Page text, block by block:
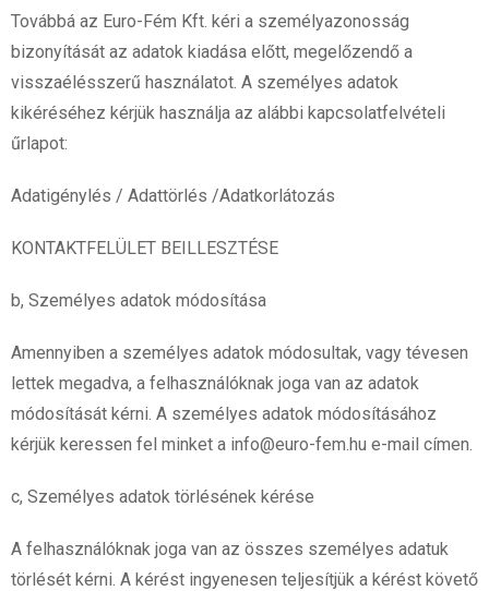
Továbbá az Euro-Fém Kft. kéri a személyazonosság
bizonyítását az adatok kiadása előtt, megelőzendő a
visszaélésszerű használatot. A személyes adatok
kikéréséhez kérjük használja az alábbi kapcsolatfelvételi
űrlapot:
Adatigénylés / Adattörlés /Adatkorlátozás
KONTAKTFELÜLET BEILLESZTÉSE
b, Személyes adatok módosítása
Amennyiben a személyes adatok módosultak, vagy tévesen
lettek megadva, a felhasználóknak joga van az adatok
módosítását kérni. A személyes adatok módosításához
kérjük keressen fel minket a info@euro-fem.hu e-mail címen.
c, Személyes adatok törlésének kérése
A felhasználóknak joga van az összes személyes adatuk
törlését kérni. A kérést ingyenesen teljesítjük a kérést követő